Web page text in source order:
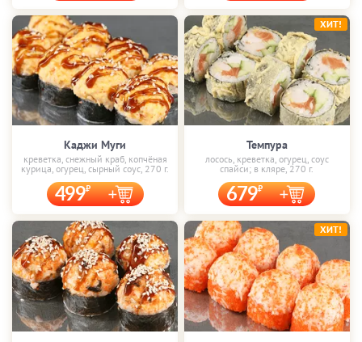
Каджи Муги
креветка, снежный краб, копчёная
курица, огурец, сырный соус, 270 г.
499
Темпура
лосось, креветка, огурец, соус
спайси; в кляре, 270 г.
679
ХИТ!
ХИТ!